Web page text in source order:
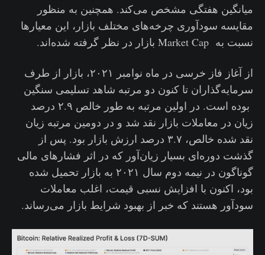
میانگین هفتگی مشخص می‌کند. همچنین به منظور
مقایسه سودآوری چرخه‌های مختلف بازار، این معیارها
نسبت به Market Cap بازار در نظر گرفته شده‌اند.
از آغاز فاز خرسی در ماه نوامبر ۲۰۲۱، بازار از طرف
سرمایه‌گذاران تا کنون دو مرتبه شاهد تسلیمی سنگین
بوده است. در اولین مرتبه به طور خالص ۲.۹ درصد
زیان در معاملات بازار نقد شد و در دومین مرتبه زیان
نقد شده خالص، ۳.۷ درصد ارزش بازار بود. پس از
گذشت دوره‌ای بسیار زیان‌آور که در اثر فشارهای مالی
گوناگون در نیمه دوم سال ۲۰۲۱ به بازار تحمیل شده
بود، اکنون با افزایش نسبی قیمت، اغلب معاملات
سودآور هستند که خبر از بهبود شرایط بازار می‌رساند.